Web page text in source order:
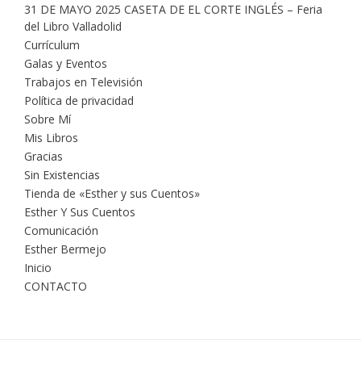
31 DE MAYO 2025 CASETA DE EL CORTE INGLÉS – Feria
del Libro Valladolid
Currículum
Galas y Eventos
Trabajos en Televisión
Política de privacidad
Sobre Mí
Mis Libros
Gracias
Sin Existencias
Tienda de «Esther y sus Cuentos»
Esther Y Sus Cuentos
Comunicación
Esther Bermejo
Inicio
CONTACTO